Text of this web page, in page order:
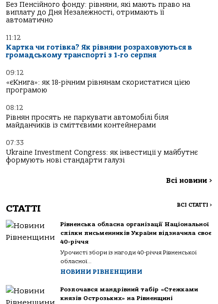
Без Пенсійного фонду: рівняни, які мають право на
виплату до Дня Незалежності, отримають її
автоматично
11:12
Картка чи готівка? Як рівняни розраховуються в
громадському транспорті з 1-го серпня
09:12
«єКнига»: як 18-річним рівнянам скористатися цією
програмою
08:12
Рівнян просять не паркувати автомобілі біля
майданчиків із сміттєвими контейнерами
07:33
Ukraine Investment Congress: як інвестиції у майбутнє
формують нові стандарти галузі
Всі новини >
СТАТТІ ВСІ СТАТТІ >
Рівненська обласна організації Національної
спілки письменників України відзначила своє
40-річчя
Урочисті збори із нагоди 40-річчя Рівненської
обласної...
НОВИНИ РІВНЕНЩИНИ
Розпочався мандрівний табір «Стежками
князів Острозьких» на Рівненщині